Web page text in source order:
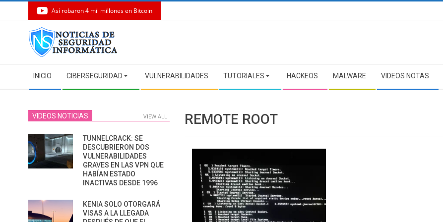
Así robaron 4 mil millones en Bitcoin
Navigation
Menu
INICIO CIBERSEGURIDAD VULNERABILIDADES TUTORIALES HACKEOS MALWARE VIDEOS NOTAS
REMOTE ROOT
VIDEOS NOTICIAS VIEW ALL
TUNNELCRACK: SE
DESCUBRIERON DOS
VULNERABILIDADES
GRAVES EN LAS VPN QUE
HABÍAN ESTADO
INACTIVAS DESDE 1996
KENIA SOLO OTORGARÁ
VISAS A LA LLEGADA